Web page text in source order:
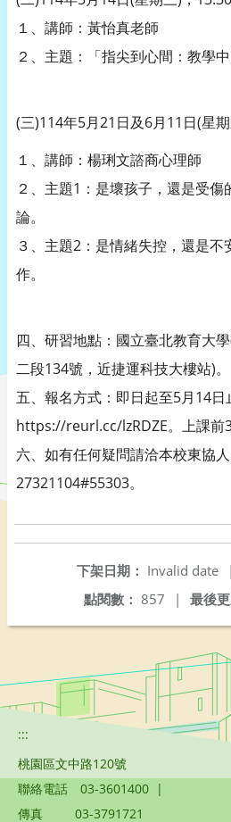
１、講師：黃怡真老師
２、主題：「指尖到心間：教學中
(三)114年5月21日及6月11日(星期
１、講師：楊琍文諮商心理師
２、主題1：是壞孩子，還是受傷
論。
３、主題2：是情緒失控，還是
作。
四、研習地點：國立臺北教育大
二段134號，近捷運科技大樓站)。
五、報名方式：即日起至5月14
https://reurl.cc/lzRDZE。上課前3
六、如有任何疑問請洽本校東協
27321104#55303。
下架日期： Invalid date
|
最後
點閱數： 857 |
:::
桃園區文中路120號
聯絡電話
03-3601400 |
傳真
03-3791721